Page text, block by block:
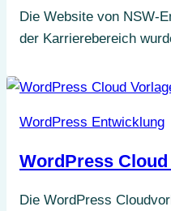
Die Website von NSW-
der Karrierebereich
WordPress Entwicklung
WordPress
Die WordPress